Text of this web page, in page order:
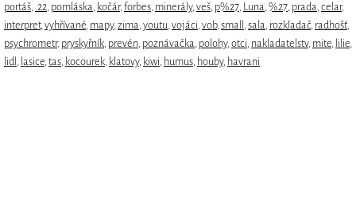
portáš, .22, pomláska, kočár,forbes, minerály,veš, p%27, Luna,%27, prada,celar,
interpret,vyhřívané, mapy,zima,youtu,vojáci,vob,small ,sala, rozkladač, radhošť,
psychrometr, pryskyřník, prevén, poznávačka, polohy,otci, nakladatelstv, mite, lilie,
lidl , lasice,tas, kocourek, klatovy, kiwi, humus, houby, havrani